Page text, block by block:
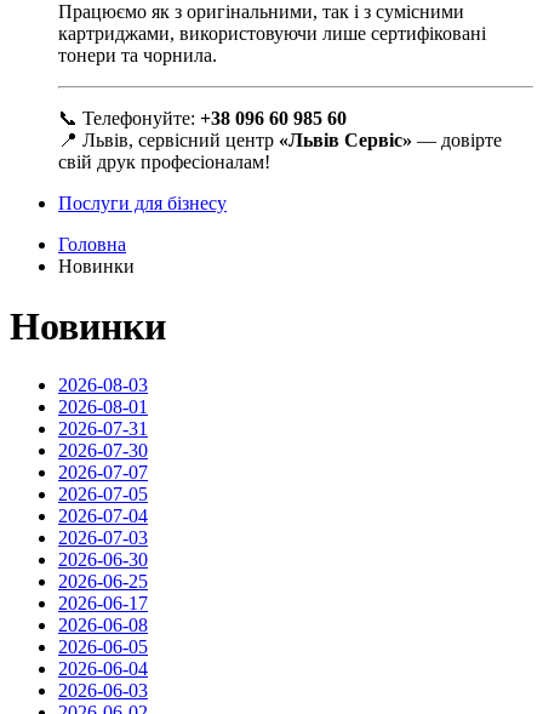
Працюємо як з оригінальними, так і з сумісними
картриджами, використовуючи лише сертифіковані
тонери та чорнила.
📞 Телефонуйте: +38 096 60 985 60
📍 Львів, сервісний центр «Львів Сервіс» — довірте
свій друк професіоналам!
Послуги для бізнесу
Головна
Новинки
Новинки
2026-08-03
2026-08-01
2026-07-31
2026-07-30
2026-07-07
2026-07-05
2026-07-04
2026-07-03
2026-06-30
2026-06-25
2026-06-17
2026-06-08
2026-06-05
2026-06-04
2026-06-03